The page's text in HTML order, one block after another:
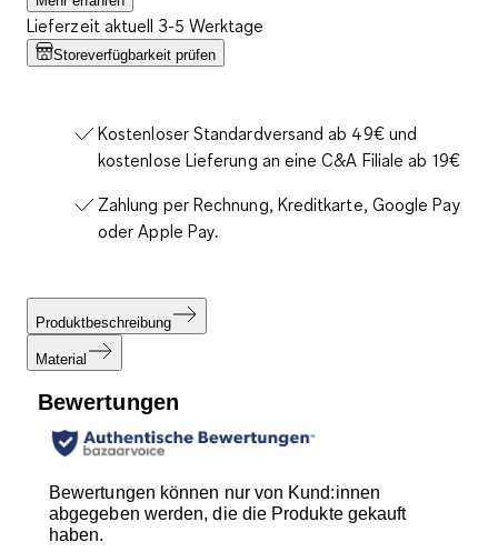
Lieferzeit aktuell 3-5 Werktage
Storeverfügbarkeit prüfen
Kostenloser Standardversand ab 49€ und
kostenlose Lieferung an eine C&A Filiale ab 19€
Zahlung per Rechnung, Kreditkarte, Google Pay
oder Apple Pay.
Produktbeschreibung
Material
Bewertungen
Bewertungen können nur von Kund:innen
abgegeben werden, die die Produkte gekauft
haben.